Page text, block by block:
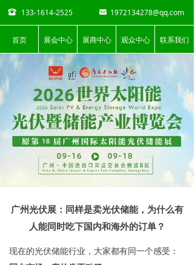
뀰 낂 1972134278@qq.com
133-1614-2525
首页 展会中心 展商中心 观众中心 联系我们
广州光伏展：同样是卖光伏储能，为什么有
人能同时吃下国内和海外的订单？
现在的光伏储能行业，大家都有同一个感受：